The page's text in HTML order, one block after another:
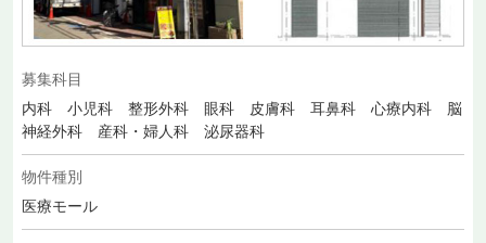
募集科目
内科 小児科 整形外科 眼科 皮膚科 耳鼻科 心療内科 脳
神経外科 産科・婦人科 泌尿器科
物件種別
医療モール